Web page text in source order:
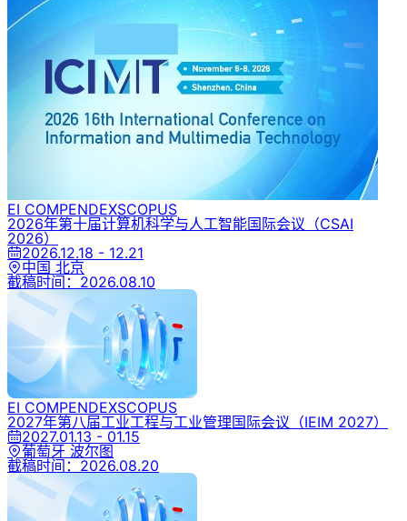
EI COMPENDEXSCOPUS
2026年第十届计算机科学与人工智能国际会议 （CSAI
2026）
2026.12.18 - 12.21
中国 北京
截稿时间： 2026.08.10
EI COMPENDEXSCOPUS
2027年第八届工业工程与工业管理国际会议 （IEIM 2027）
2027.01.13 - 01.15
葡萄牙 波尔图
截稿时间： 2026.08.20